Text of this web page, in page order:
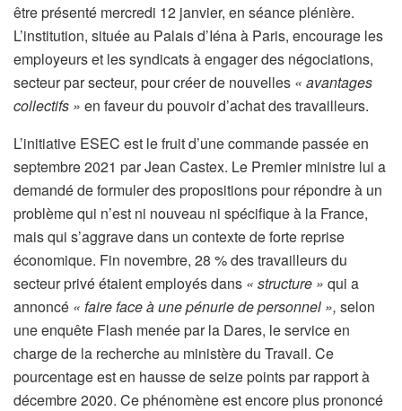
être présenté mercredi 12 janvier, en séance plénière.
L’institution, située au Palais d’Iéna à Paris, encourage les
employeurs et les syndicats à engager des négociations,
secteur par secteur, pour créer de nouvelles « avantages
collectifs » en faveur du pouvoir d’achat des travailleurs.
L’initiative ESEC est le fruit d’une commande passée en
septembre 2021 par Jean Castex. Le Premier ministre lui a
demandé de formuler des propositions pour répondre à un
problème qui n’est ni nouveau ni spécifique à la France,
mais qui s’aggrave dans un contexte de forte reprise
économique. Fin novembre, 28 % des travailleurs du
secteur privé étaient employés dans « structure » qui a
annoncé « faire face à une pénurie de personnel », selon
une enquête Flash menée par la Dares, le service en
charge de la recherche au ministère du Travail. Ce
pourcentage est en hausse de seize points par rapport à
décembre 2020. Ce phénomène est encore plus prononcé